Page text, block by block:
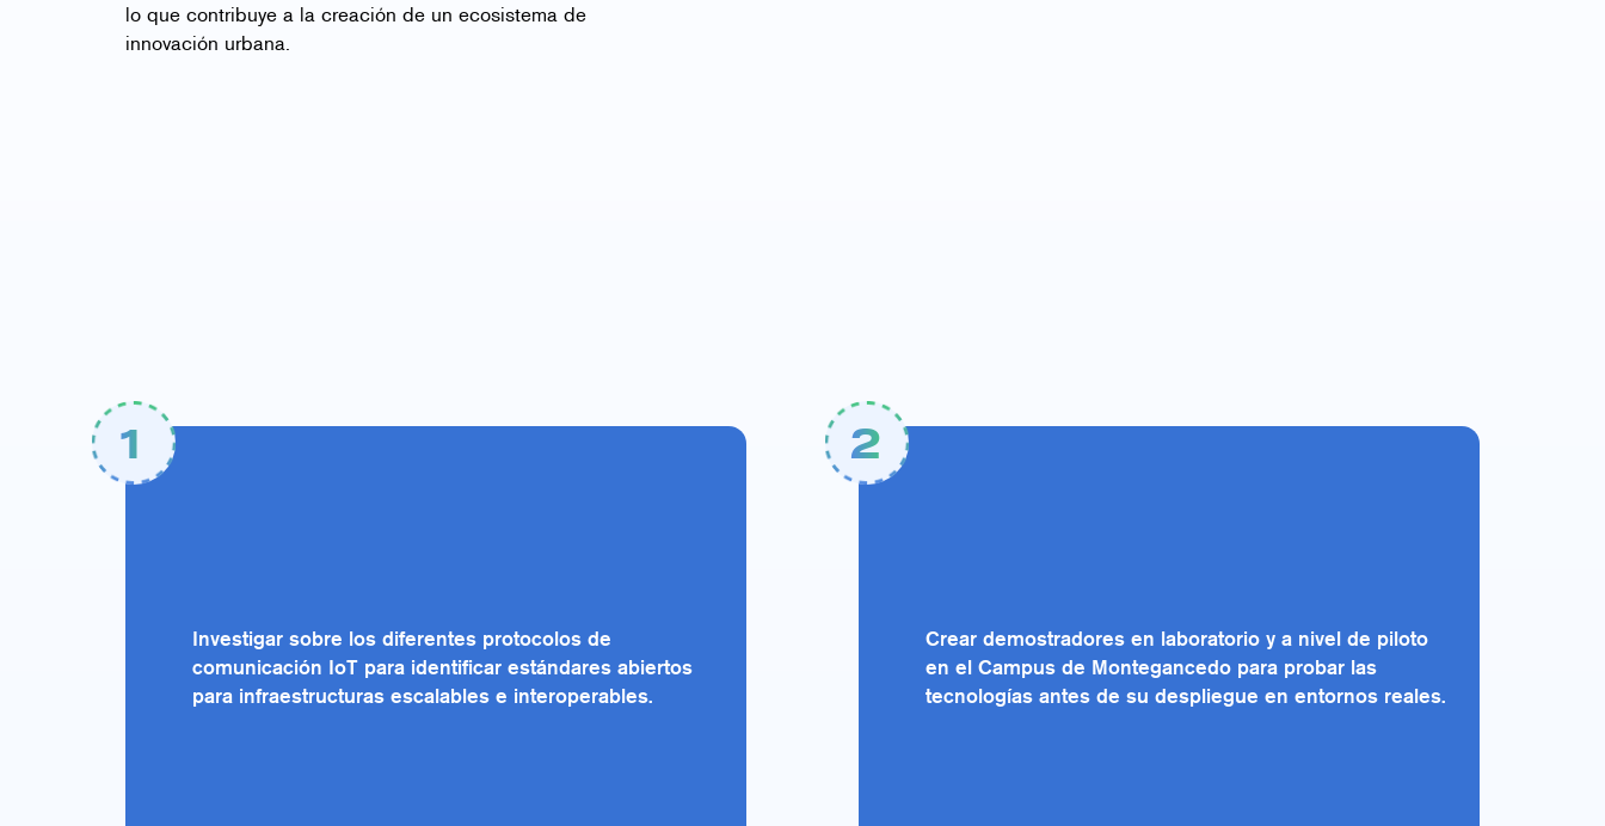
lo que contribuye a la creación de un ecosistema de
innovación urbana.
1
Investigar sobre los diferentes protocolos de
comunicación IoT para identificar estándares abiertos
para infraestructuras escalables e interoperables.
2
Crear demostradores en laboratorio y a nivel de piloto
en el Campus de Montegancedo para probar las
tecnologías antes de su despliegue en entornos reales.